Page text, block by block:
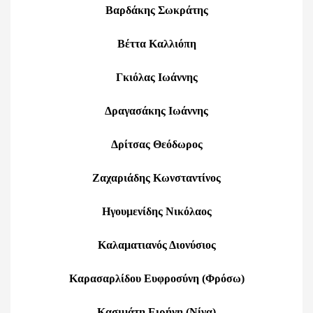
Βαρδάκης Σωκράτης
Βέττα Καλλιόπη
Γκιόλας Ιωάννης
Δραγασάκης Ιωάννης
Δρίτσας Θεόδωρος
Ζαχαριάδης Κωνσταντίνος
Ηγουμενίδης Νικόλαος
Καλαματιανός Διονύσιος
Καρασαρλίδου Ευφροσύνη (Φρόσω)